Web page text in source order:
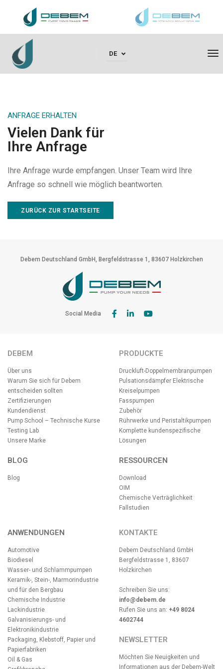
DE
ANFRAGE ERHALTEN
Vielen Dank für
Ihre Anfrage
Ihre Anfrage wurde empfangen. Unser Team wird Ihre
Anfrage so schnell wie möglich beantworten.
ZURÜCK ZUR STARTSEITE
Debem Deutschland GmbH, Bergfeldstrasse 1, 83607 Holzkirchen
Social Media
DEBEM
Über uns
Warum Sie sich für Debem
entscheiden sollten
Zertifizierungen
Kundendienst
Pump School – Technische Kurse
Testing Lab
Unsere Marke
BLOG
Blog
PRODUCKTE
Druckluft-Doppelmembranpumpen
Pulsationsdämpfer Elektrische
Kreiselpumpen
Fasspumpen
Zubehör
Rührwerke und Peristaltikpumpen
Komplette kundenspezifische
Lösungen
RESSOURCEN
Download
OIM
Chemische Verträglichkeit
Fallstudien
ANWENDUNGEN
Automotive
Biodiesel
Wasser- und Schlammpumpen
Keramik-, Stein-, Marmorindustrie
und für den Bergbau
Chemische Industrie
Lackindustrie
Galvanisierungs- und
Elektronikindustrie
Packaging, Klebstoff, Papier und
Papierfabriken
Oil & Gas
KONTAKTE
Debem Deutschland GmbH
Bergfeldstrasse 1, 83607
Holzkirchen
Schreiben Sie uns:
info@debem.de
Rufen Sie uns an: +49 8024
4602744
NEWSLETTER
Möchten Sie Neuigkeiten und
Informationen aus der Debem-Welt